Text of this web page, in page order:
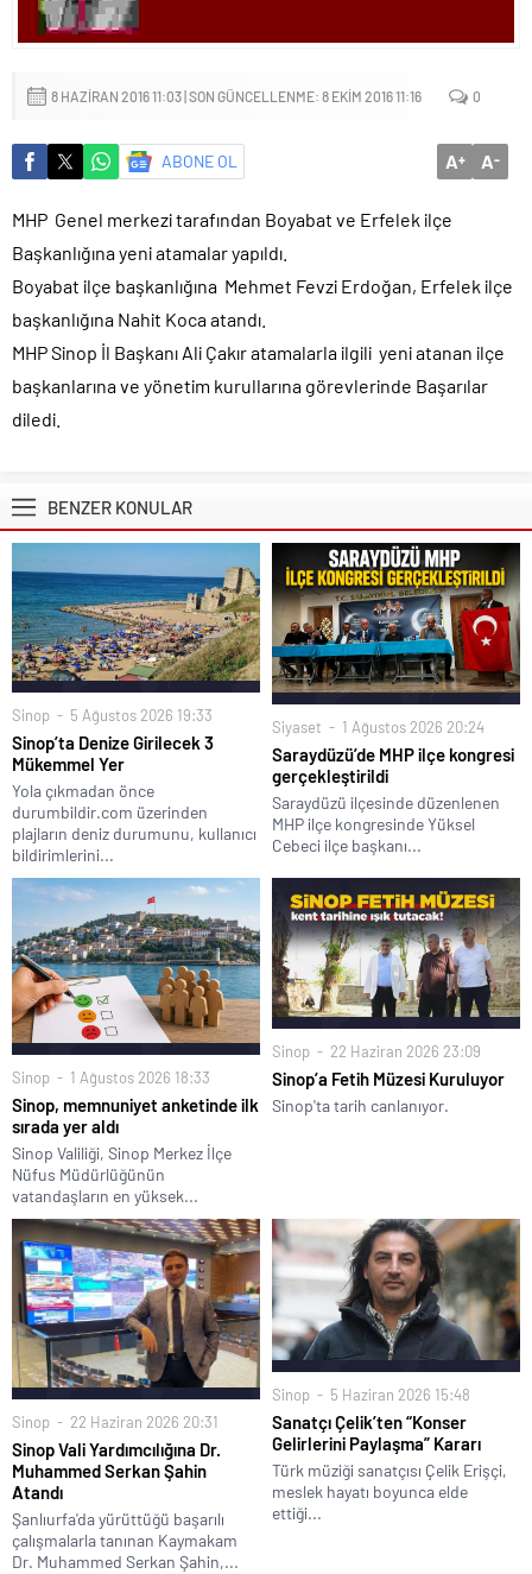
Küçük işletmeler büyük siber risklerle karşı karşıya
8 HAZIRAN 2016 11:03 | SON GÜNCELLENME: 8 EKIM 2016 11:16 0
ABONE OL A+ A-
MHP Genel merkezi tarafından Boyabat ve Erfelek ilçe
Başkanlığına yeni atamalar yapıldı.
Boyabat ilçe başkanlığına Mehmet Fevzi Erdoğan, Erfelek ilçe
başkanlığına Nahit Koca atandı.
MHP Sinop İl Başkanı Ali Çakır atamalarla ilgili yeni atanan ilçe
başkanlarına ve yönetim kurullarına görevlerinde Başarılar
diledi.
BENZER KONULAR
Sinop 5 Ağustos 2026 19:33
Sinop’ta Denize Girilecek 3
Mükemmel Yer
Yola çıkmadan önce
durumbildir.com üzerinden
plajların deniz durumunu, kullanıcı
bildirimlerini...
Siyaset 1 Ağustos 2026 20:24
Saraydüzü’de MHP ilçe kongresi
gerçekleştirildi
Saraydüzü ilçesinde düzenlenen
MHP ilçe kongresinde Yüksel
Cebeci ilçe başkanı...
Sinop 1 Ağustos 2026 18:33
Sinop, memnuniyet anketinde ilk
sırada yer aldı
Sinop Valiliği, Sinop Merkez İlçe
Nüfus Müdürlüğünün
vatandaşların en yüksek...
Sinop 22 Haziran 2026 23:09
Sinop’a Fetih Müzesi Kuruluyor
Sinop'ta tarih canlanıyor.
Sinop 22 Haziran 2026 20:31
Sinop Vali Yardımcılığına Dr.
Muhammed Serkan Şahin
Atandı
Şanlıurfa'da yürüttüğü başarılı
çalışmalarla tanınan Kaymakam
Dr. Muhammed Serkan Şahin,...
Sinop 5 Haziran 2026 15:48
Sanatçı Çelik’ten “Konser
Gelirlerini Paylaşma” Kararı
Türk müziği sanatçısı Çelik Erişçi,
meslek hayatı boyunca elde
ettiği...